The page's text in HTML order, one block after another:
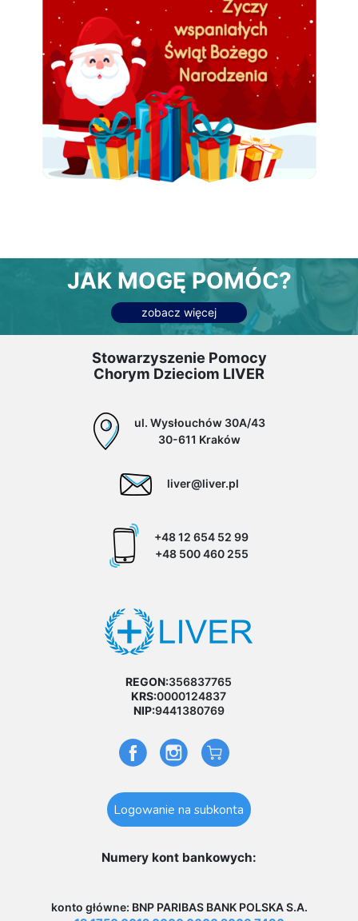
JAK MOGĘ POMÓC?
zobacz więcej
Stowarzyszenie Pomocy
Chorym Dzieciom LIVER
ul. Wysłouchów 30A/43
30-611 Kraków
liver@liver.pl
+48 12 654 52 99
+48 500 460 255
REGON:356837765
KRS:0000124837
NIP:9441380769
Logowanie na subkonta
Numery kont bankowych:
konto główne: BNP PARIBAS BANK POLSKA S.A.